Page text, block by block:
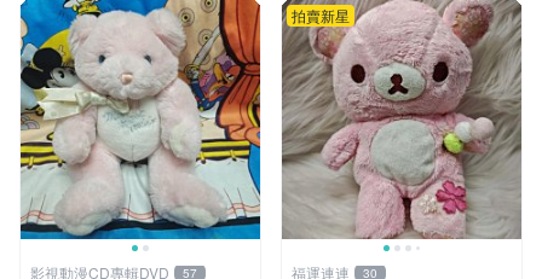
影視動漫CD專輯DVD 57
拍賣新星
福運連連 30